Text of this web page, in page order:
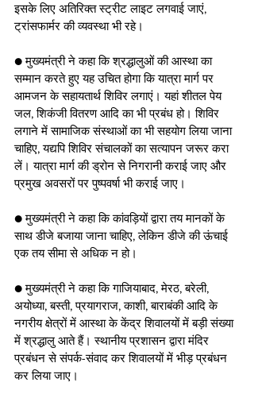
इसके लिए अतिरिक्त स्ट्रीट लाइट लगवाई जाएं,
ट्रांसफार्मर की व्यवस्था भी रहे।
● मुख्यमंत्री ने कहा कि श्रद्धालुओं की आस्था का
सम्मान करते हुए यह उचित होगा कि यात्रा मार्ग पर
आमजन के सहायतार्थ शिविर लगाएं। यहां शीतल पेय
जल, शिकंजी वितरण आदि का भी प्रबंध हो। शिविर
लगाने में सामाजिक संस्थाओं का भी सहयोग लिया जाना
चाहिए, यद्यपि शिविर संचालकों का सत्यापन जरूर करा
लें। यात्रा मार्ग की ड्रोन से निगरानी कराई जाए और
प्रमुख अवसरों पर पुष्पवर्षा भी कराई जाए।
● मुख्यमंत्री ने कहा कि कांवड़ियों द्वारा तय मानकों के
साथ डीजे बजाया जाना चाहिए, लेकिन डीजे की ऊंचाई
एक तय सीमा से अधिक न हो।
● मुख्यमंत्री ने कहा कि गाजियाबाद, मेरठ, बरेली,
अयोध्या, बस्ती, प्रयागराज, काशी, बाराबंकी आदि के
नगरीय क्षेत्रों में आस्था के केंद्र शिवालयों में बड़ी संख्या
में श्रद्धालु आते हैं। स्थानीय प्रशासन द्वारा मंदिर
प्रबंधन से संपर्क-संवाद कर शिवालयों में भीड़ प्रबंधन
कर लिया जाए।